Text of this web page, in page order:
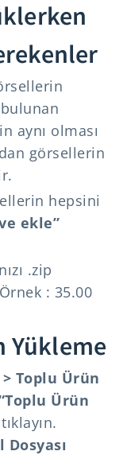
aynı olması
görsellerin
hepsini
ekle”
.zip
: 35.00
Yükleme
Toplu Ürün
Ürün
Dosyası